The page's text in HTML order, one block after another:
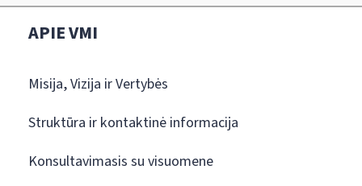
APIE VMI
Misija, Vizija ir Vertybės
Struktūra ir kontaktinė informacija
Konsultavimasis su visuomene